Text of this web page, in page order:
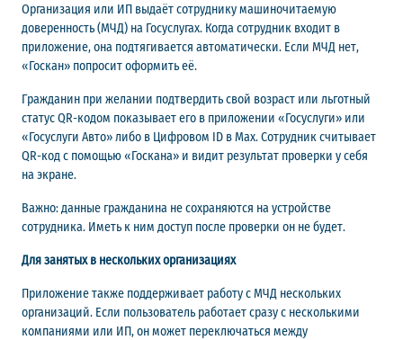
Организация или ИП выдаёт сотруднику машиночитаемую
доверенность (МЧД) на Госуслугах. Когда сотрудник входит в
приложение, она подтягивается автоматически. Если МЧД нет,
«Госкан» попросит оформить её.
Гражданин при желании подтвердить свой возраст или льготный
статус QR-кодом показывает его в приложении «Госуслуги» или
«Госуслуги Авто» либо в Цифровом ID в Мах. Сотрудник считывает
QR-код с помощью «Госкана» и видит результат проверки у себя
на экране.
Важно: данные гражданина не сохраняются на устройстве
сотрудника. Иметь к ним доступ после проверки он не будет.
Для занятых в нескольких организациях
Приложение также поддерживает работу с МЧД нескольких
организаций. Если пользователь работает сразу с несколькими
компаниями или ИП, он может переключаться между